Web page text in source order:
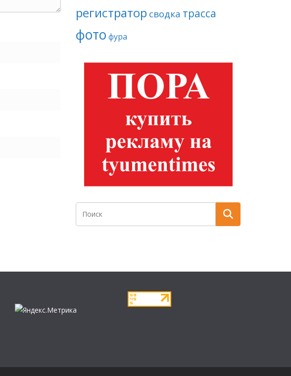
регистратор сводка трасса
фото фура